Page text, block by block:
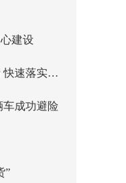
建设
内蒙古丹锡高速发现洪水上路险情 快速落实主线封闭管控
车成功避险
”